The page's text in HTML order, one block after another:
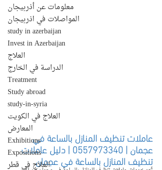
معلومات عن أذربيجان
المواصلات في اذربيجان
study in azerbaijan
Invest in Azerbaijan
العلاج
الدراسة في الخارج
Treatment
Study abroad
study-in-syria
العلاج في الكويت
المعارض
Exhibitions
Expositions
العلاج في قطر
عاملات تنظيف المنازل بالساعة في
عجمان | 0557973340 | دليل عاملات
تنظيف المنازل بالساعة في عجمان